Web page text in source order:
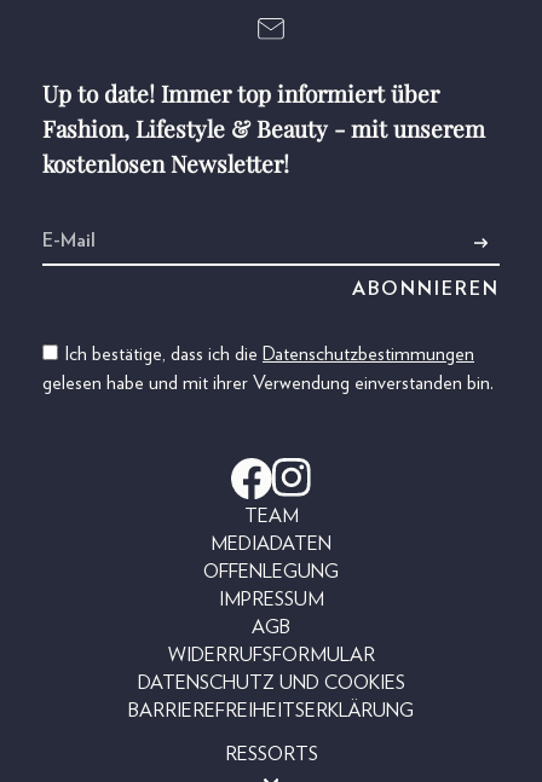
Up to date! Immer top informiert über
Fashion, Lifestyle & Beauty - mit unserem
kostenlosen Newsletter!
Ich bestätige, dass ich die Datenschutzbestimmungen
gelesen habe und mit ihrer Verwendung einverstanden bin.
TEAM
MEDIADATEN
OFFENLEGUNG
IMPRESSUM
AGB
WIDERRUFSFORMULAR
DATENSCHUTZ UND COOKIES
BARRIEREFREIHEITSERKLÄRUNG
RESSORTS